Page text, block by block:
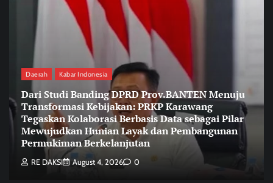
Daerah Kabar Indonesia
Dari Studi Banding DPRD Prov.BANTEN Menuju
Transformasi Kebijakan: PRKP Karawang
Tegaskan Kolaborasi Berbasis Data sebagai Pilar
Mewujudkan Hunian Layak dan Pembangunan
Permukiman Berkelanjutan
RE DAKSI August 4, 2026 0